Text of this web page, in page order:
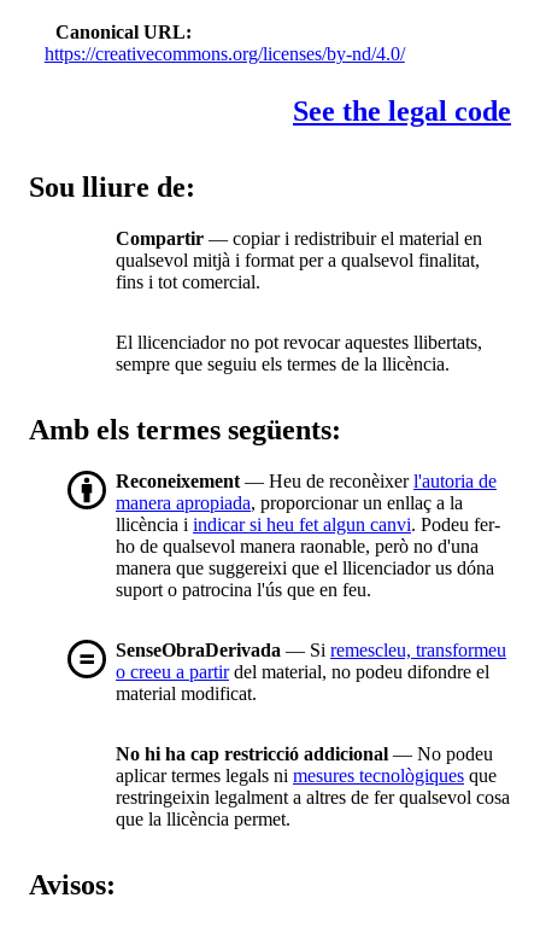
Canonical URL
https://creativecommons.org/licenses/by-nd/4.0/
See the legal code
Sou lliure de:
Compartir — copiar i redistribuir el material en
qualsevol mitjà i format per a qualsevol finalitat,
fins i tot comercial.
El llicenciador no pot revocar aquestes llibertats,
sempre que seguiu els termes de la llicència.
Amb els termes següents:
Reconeixement — Heu de reconèixerl'autoria de
manera apropiada, proporcionar un enllaç a la
llicència i indicar si heu fet algun canvi. Podeu fer-
ho de qualsevol manera raonable, però no d'una
manera que suggereixi que el llicenciador us dóna
suport o patrocina l'ús que en feu.
SenseObraDerivada — Si remescleu, transformeu
o creeu a partirdel material, no podeu difondre el
material modificat.
No hi ha cap restricció addicional — No podeu
aplicar termes legals ni mesures tecnològiques que
restringeixin legalment a altres de fer qualsevol cosa
que la llicència permet.
Avisos: